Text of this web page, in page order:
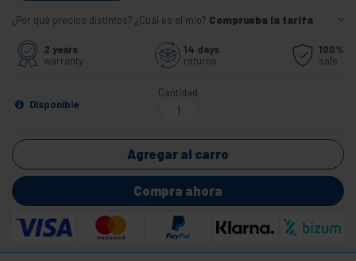
¿Por qué precios distintos? ¿Cuál es el mío? Comprueba la tarifa
2 years
warranty
14 days
returns
100%
safe
Disponible
Cantidad
Agregar al carro
Compra ahora